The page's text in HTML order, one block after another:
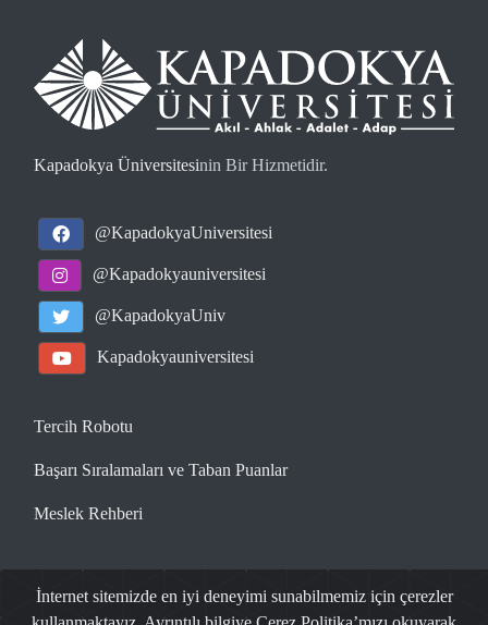
Kapadokya Üniversitesinin Bir Hizmetidir.
@KapadokyaUniversitesi
@Kapadokyauniversitesi
@KapadokyaUniv
Kapadokyauniversitesi
Tercih Robotu
Başarı Sıralamaları ve Taban Puanlar
Meslek Rehberi
www.universitetercihrobotu.com| 2026
İnternet sitemizde en iyi deneyimi sunabilmemiz için çerezler